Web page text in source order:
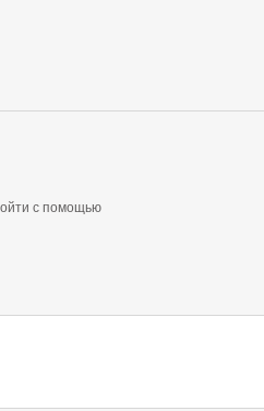
с помощью